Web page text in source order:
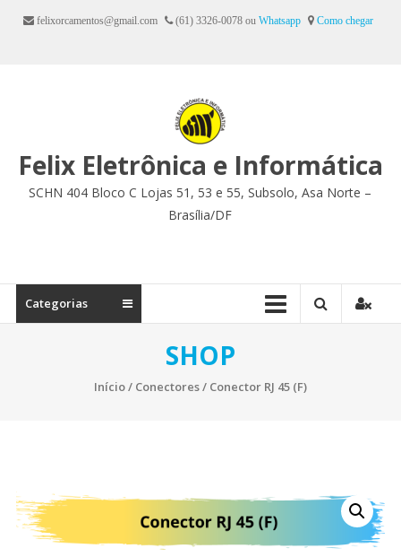
para
felixorcamentos@gmail.com (61) 3326-0078 ou Whatsapp Como chegar
Felix Eletrônica e Informática
SCHN 404 Bloco C Lojas 51, 53 e 55, Subsolo, Asa Norte –
Brasília/DF
Categorias
SHOP
Início/ Conectores/ Conector RJ 45 (F)